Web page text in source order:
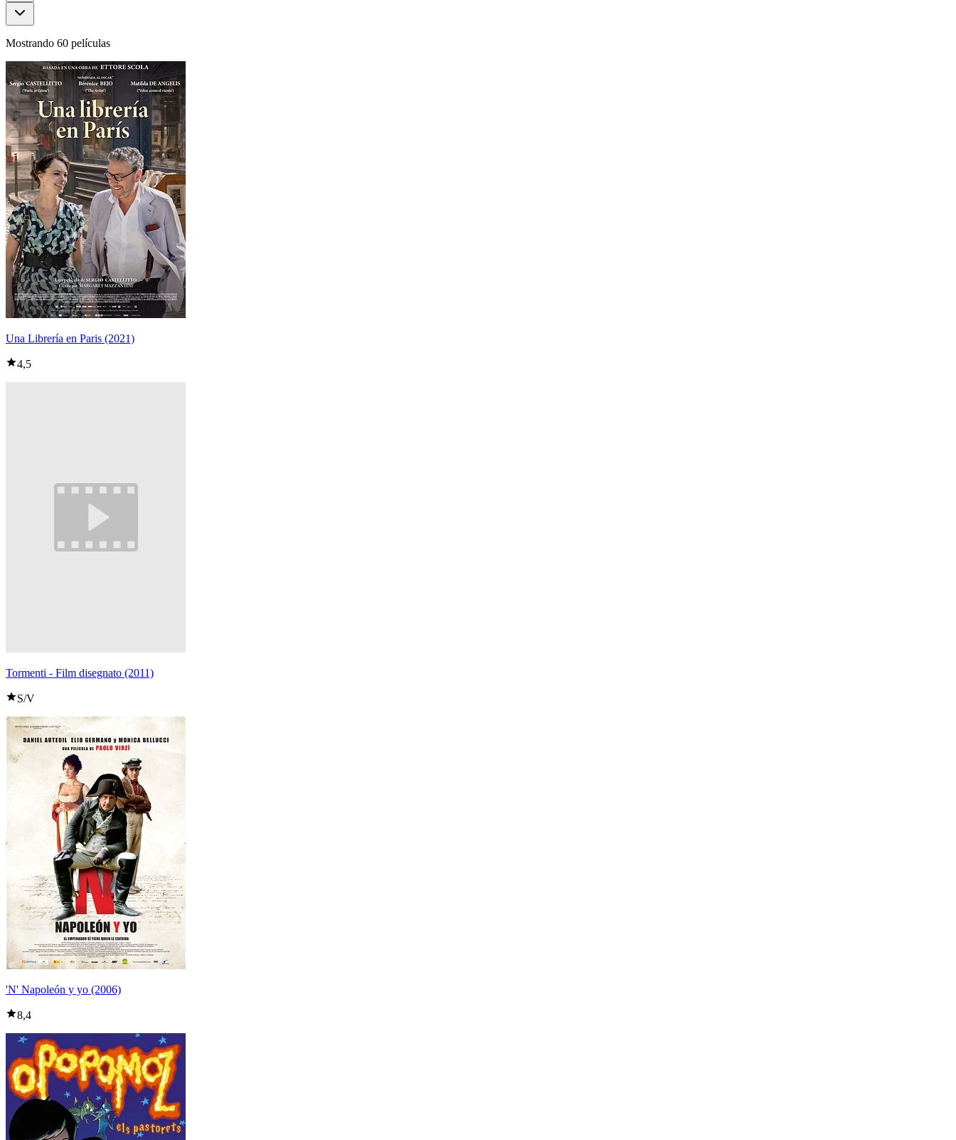
Mostrando 60 películas
Una Librería en Paris (2021)
4,5
Tormenti - Film disegnato (2011)
S/V
'N' Napoleón y yo (2006)
8,4